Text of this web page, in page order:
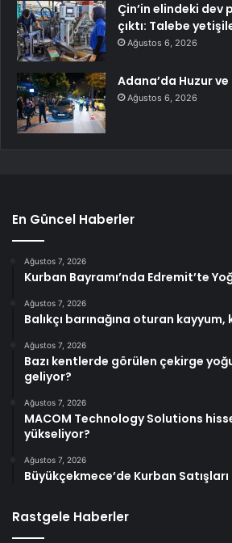
Çin’in elindeki dev
çıktı: Talebe
Ağustos 6, 2026
Adana’da Huzur
Ağustos 6, 2026
En Güncel Haberler
Ağustos 7, 2026
Kurban Bayramı’nda Edremit’te
Ağustos 7, 2026
Balıkçı barınağına oturan
Ağustos 7, 2026
Bazı kentlerde görülen çekirge
geliyor?
Ağustos 7, 2026
MACOM Technology Solutions
yükseliyor?
Ağustos 7, 2026
Büyükçekmece’de Kurban
Rastgele Haberler